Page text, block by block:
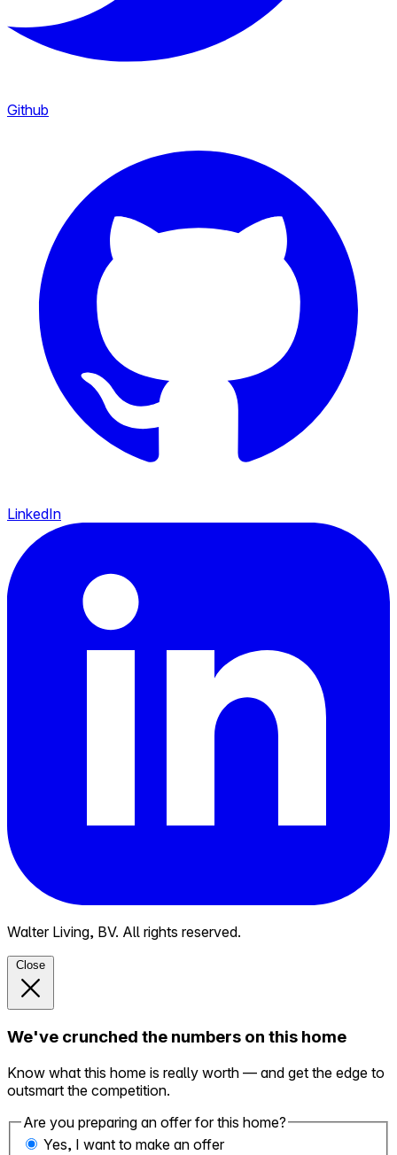
Github
LinkedIn
Walter Living, BV. All rights reserved.
Close
We've crunched the numbers on this home
Know what this home is really worth — and get the edge to
outsmart the competition.
Are you preparing an offer for this home?
Yes, I want to make an offer